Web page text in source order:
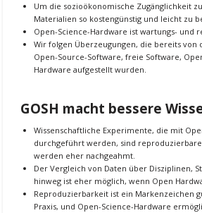
Um die sozioökonomische Zugänglichkeit
Materialien so kostengünstig und leicht zu
Open-Science-Hardware ist wartungs- und
Wir folgen Überzeugungen, die bereits von
Open-Source-Software, freie Software,
Hardware aufgestellt wurden.
GOSH macht bessere
Wissenschaftliche Experimente, die mit
durchgeführt werden, sind
werden eher nachgeahmt.
Der Vergleich von Daten über Disziplinen,
hinweg ist eher möglich, wenn Open
Reproduzierbarkeit ist ein Markenzeichen
Praxis, und Open-Science-Hardware